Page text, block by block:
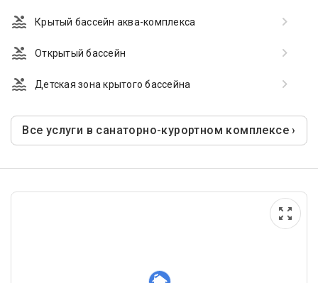
Крытый бассейн аква-комплекса
Открытый бассейн
Детская зона крытого бассейна
Все услуги в санаторно-курортном комплексе ›